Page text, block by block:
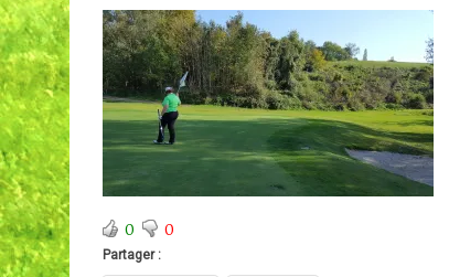
0 0
Partager :